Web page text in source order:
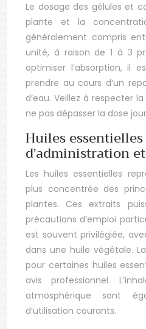
Le dosage des gélules et
plante et la
généralement compris
unité, à raison de 1 à 3
optimiser l’absorption, il
prendre au cours d’un
d’eau. Veillez à respecter
ne pas dépasser la dose
Huiles
d’administration
Les huiles essentielles
plus concentrée des
plantes. Ces extraits
précautions d’emploi
est souvent privilégiée,
dans une huile végétale.
pour certaines huiles
avis professionnel.
atmosphérique sont
d’utilisation courants.